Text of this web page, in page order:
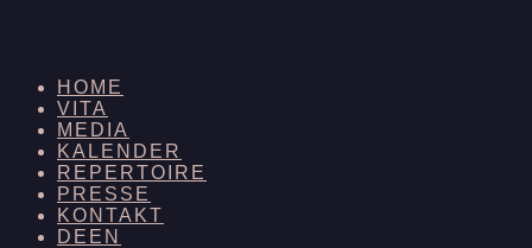
HOME
VITA
MEDIA
KALENDER
REPERTOIRE
PRESSE
KONTAKT
DE EN